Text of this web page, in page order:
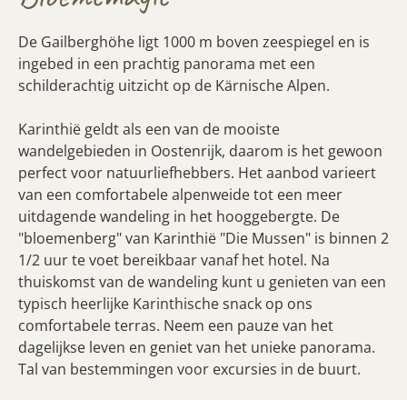
De Gailberghöhe ligt 1000 m boven zeespiegel en is
ingebed in een prachtig panorama met een
schilderachtig uitzicht op de Kärnische Alpen.
Karinthië geldt als een van de mooiste
wandelgebieden in Oostenrijk, daarom is het gewoon
perfect voor natuurliefhebbers. Het aanbod varieert
van een comfortabele alpenweide tot een meer
uitdagende wandeling in het hooggebergte. De
"bloemenberg" van Karinthië "Die Mussen" is binnen 2
1/2 uur te voet bereikbaar vanaf het hotel. Na
thuiskomst van de wandeling kunt u genieten van een
typisch heerlijke Karinthische snack op ons
comfortabele terras. Neem een pauze van het
dagelijkse leven en geniet van het unieke panorama.
Tal van bestemmingen voor excursies in de buurt.